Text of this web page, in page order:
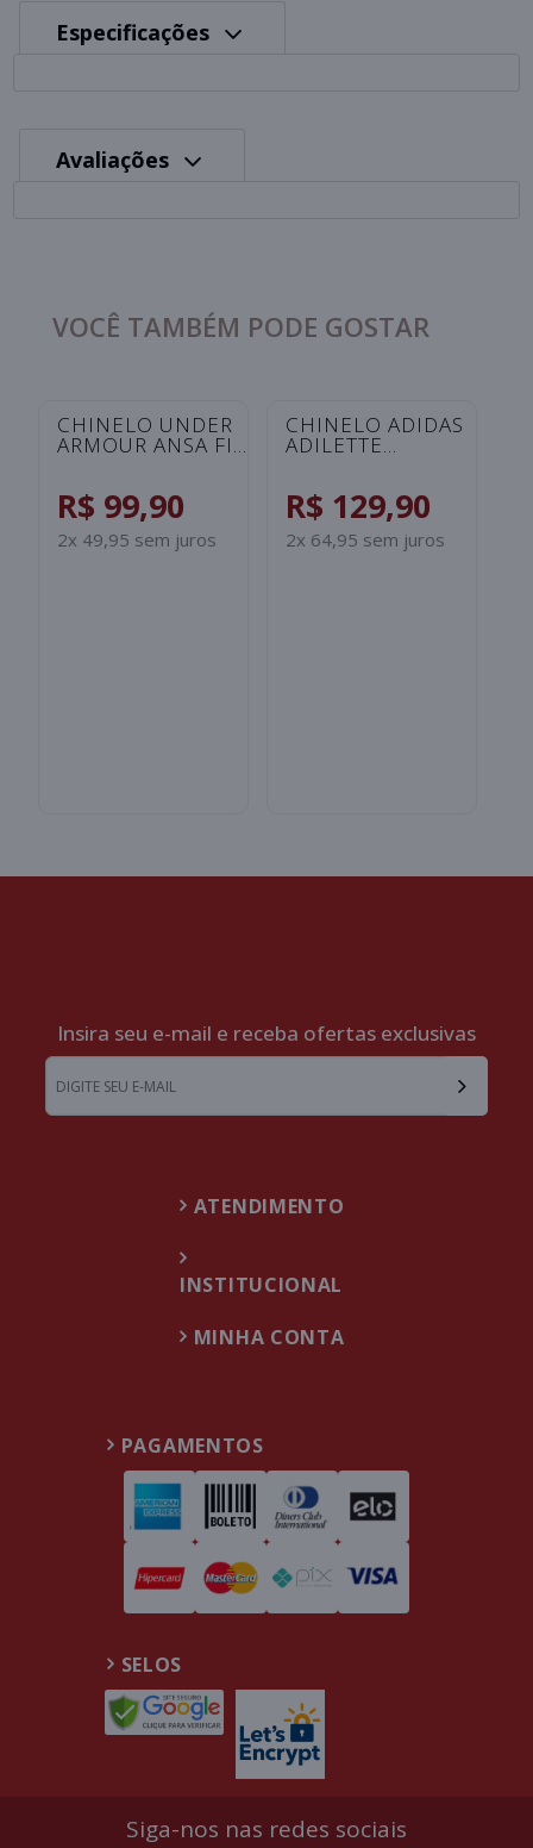
Especificações
Avaliações
VOCÊ TAMBÉM PODE GOSTAR
CHINELO UNDER
ARMOUR ANSA FIX
R$ 99,90
2x 49,95 sem juros
CHINELO ADIDAS
ADILETTE
PRETO/BRANCO
R$ 129,90
2x 64,95 sem juros
Insira seu e-mail e receba ofertas exclusivas
ATENDIMENTO
INSTITUCIONAL
MINHA CONTA
PAGAMENTOS
SELOS
Siga-nos nas redes sociais